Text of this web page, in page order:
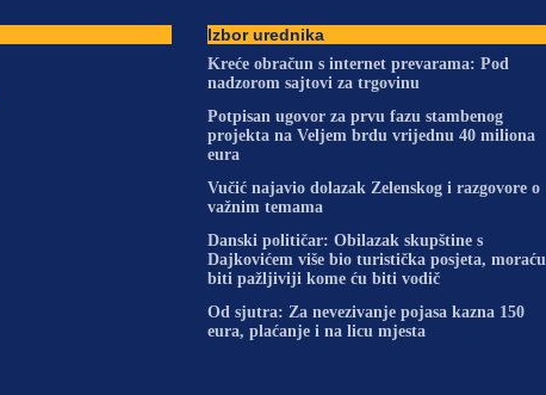
Izbor urednika
Kreće obračun s internet prevarama: Pod
nadzorom sajtovi za trgovinu
Potpisan ugovor za prvu fazu stambenog
projekta na Veljem brdu vrijednu 40 miliona
eura
Vučić najavio dolazak Zelenskog i razgovore o
važnim temama
Danski političar: Obilazak skupštine s
Dajkovićem više bio turistička posjeta, moraću
biti pažljiviji kome ću biti vodič
Od sjutra: Za nevezivanje pojasa kazna 150
eura, plaćanje i na licu mjesta